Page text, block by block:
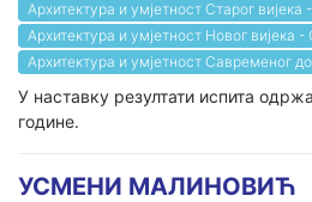
Архитектура и умјетност Старог
Архитектура и умјетност Новог вијека
Архитектура и умјетност Савременог
У наставку резултати испита
године.
УСМЕНИ МАЛИНОВИЋ